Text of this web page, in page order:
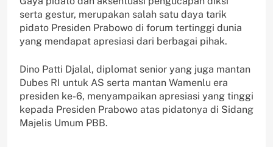
serta gestur, merupakan salah satu daya tarik
pidato Presiden Prabowo di forum tertinggi dunia
yang mendapat apresiasi dari berbagai pihak.
Dino Patti Djalal, diplomat senior yang juga mantan
Dubes RI untuk AS serta mantan Wamenlu era
presiden ke-6, menyampaikan apresiasi yang tinggi
kepada Presiden Prabowo atas pidatonya di Sidang
Majelis Umum PBB.